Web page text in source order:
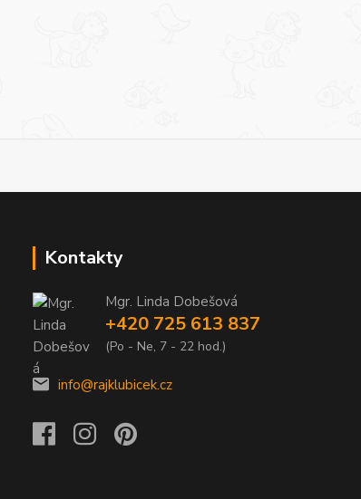
Kontakty
Mgr. Linda Dobešová
+420 725 613 837
(Po - Ne, 7 - 22 hod.)
info@rajklubicek.cz